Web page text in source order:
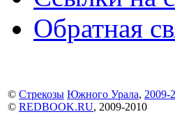
Обратная
© Стрекозы Южного Урала, 2009-
© REDBOOK.RU, 2009-2010